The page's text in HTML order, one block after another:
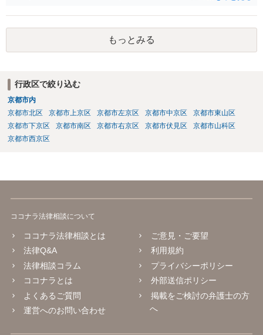
には会えて連絡せずに、証拠保全の手続きの検討も必要です（不意打
ちで、事務所内の証拠を押さえます。ただし費用が掛かりますし、あ
る程度証拠が事務所にあること、証拠の特定が出来なければなりませ
ん）。
もっとみる
行政区で絞り込む
京都市内
京都市北区
京都市上京区 京都市左京区 京都市中京区
京都市東山区
京都市下京区
京都市南区 京都市右京区 京都市伏見区
京都市山科区
京都市西京区
ココナラ法律相談について
ココナラ法律相談とは
法律Q&A
法律相談コラム
ココナラとは
よくあるご質問
運営へのお問い合わせ
ご意見・ご要望
利用規約
プライバシーポリシー
外部送信ポリシー
掲載をご検討の弁護士の方
へ